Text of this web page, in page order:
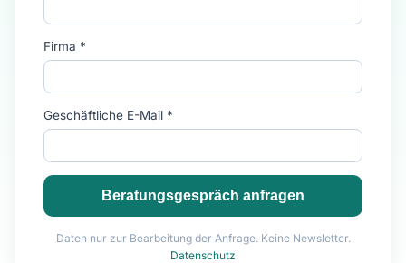
Firma *
Geschäftliche E-Mail *
Beratungsgespräch anfragen
Daten nur zur Bearbeitung der Anfrage. Keine Newsletter.
Datenschutz